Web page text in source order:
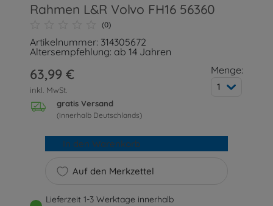
Rahmen L&R Volvo FH16 56360
(0)
Artikelnummer: 314305672
Altersempfehlung: ab 14 Jahren
63,99 €
inkl. MwSt.
gratis Versand
(innerhalb Deutschlands)
Menge:
1
Auf den Merkzettel
In den Warenkorb
Lieferzeit 1-3 Werktage innerhalb